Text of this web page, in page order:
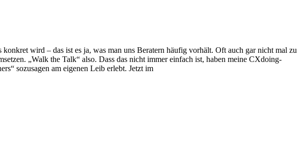
wird – das ist es ja, was man uns Beratern häufig vorhält. Oft auch gar nicht mal zu
„Walk the Talk“ also. Dass das nicht immer einfach ist, haben meine CXdoing-
sozusagen am eigenen Leib erlebt. Jetzt im